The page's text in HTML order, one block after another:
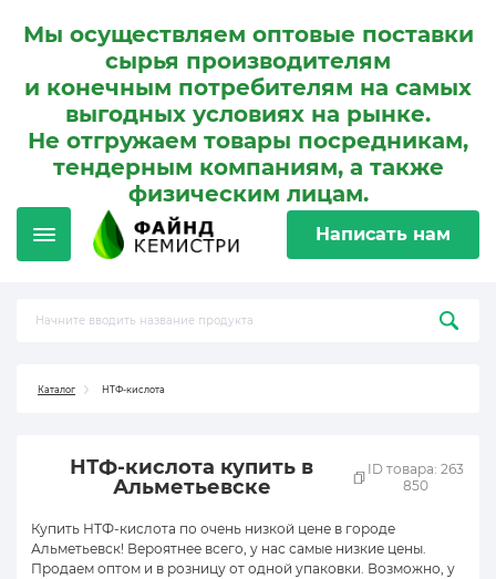
Мы осуществляем оптовые поставки
сырья производителям
и конечным потребителям на самых
выгодных условиях на рынке.
Не отгружаем товары посредникам,
тендерным компаниям, а также
физическим лицам.
Написать нам
Каталог НТФ-кислота
НТФ-кислота купить в
Альметьевске
ID товара: 263
850
Купить НТФ-кислота по очень низкой цене в городе
Альметьевск! Вероятнее всего, у нас самые низкие цены.
Продаем оптом и в розницу от одной упаковки. Возможно, у